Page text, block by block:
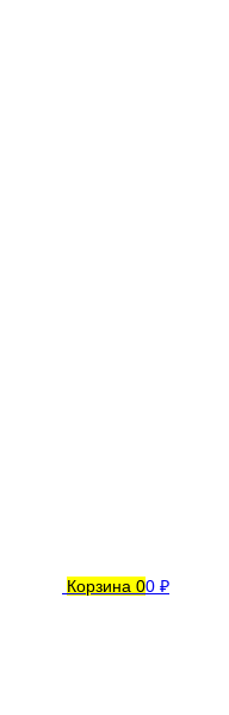
Корзина 00 ₽